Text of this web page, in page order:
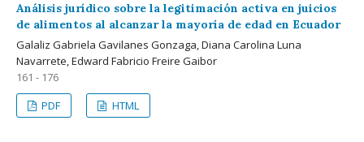
Análisis jurídico sobre la legitimación activa en juicios
de alimentos al alcanzar la mayoría de edad en Ecuador
Galaliz Gabriela Gavilanes Gonzaga, Diana Carolina Luna
Navarrete, Edward Fabricio Freire Gaibor
161 - 176
PDF
HTML